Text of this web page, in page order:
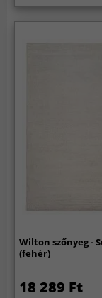
Wilton szőnyeg -
(fehér)
18 289 Ft